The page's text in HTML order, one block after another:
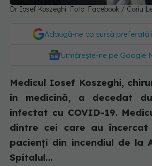
Dr Iosef Koszeghi. Foto: Facebook / Coriu
Adaugă-ne ca sursă preferată
Urmărește-ne pe Google
Medicul Iosef Koszeghi,
în medicină, a decedat
infectat cu COVID-19.
dintre cei care au încercat
pacienți din incendiul de la
Spitalul...